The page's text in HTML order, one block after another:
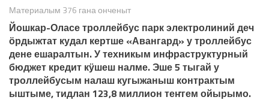
Материалым 376 гана онченыт
Йошкар-Оласе троллейбус парк электролиний деч
ӧрдыжтат кудал кертше «Авангард» у троллейбус
дене ешаралтын. У техникым инфраструктурный
бюджет кредит кӱшеш налме. Эше 5 тыгай у
троллейбусым налаш кугыжаныш контрактым
ыштыме, тидлан 123,8 миллион теҥгем ойырымо.